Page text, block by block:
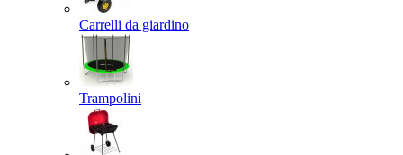
Carrelli da giardino
Trampolini